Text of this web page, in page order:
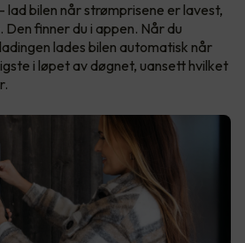
lad bilen når strømprisene er lavest,
finner du i appen. Når du
lades bilen automatisk når
i løpet av døgnet, uansett hvilket